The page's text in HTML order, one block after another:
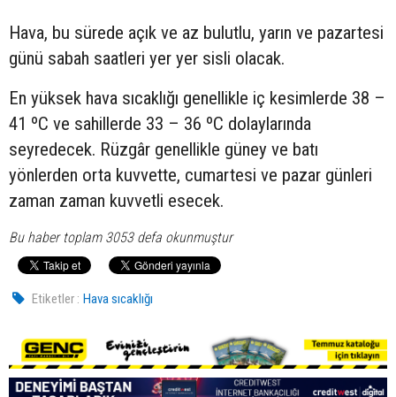
Hava, bu sürede açık ve az bulutlu, yarın ve pazartesi
günü sabah saatleri yer yer sisli olacak.
En yüksek hava sıcaklığı genellikle iç kesimlerde 38 –
41 ºC ve sahillerde 33 – 36 ºC dolaylarında
seyredecek. Rüzgâr genellikle güney ve batı
yönlerden orta kuvvette, cumartesi ve pazar günleri
zaman zaman kuvvetli esecek.
Bu haber toplam 3053 defa okunmuştur
Etiketler : Hava sıcaklığı